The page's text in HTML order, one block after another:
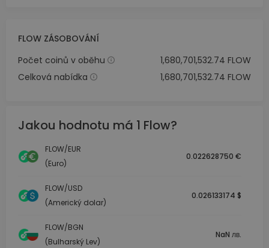
FLOW ZÁSOBOVÁNÍ
Počet coinů v oběhu
1,680,701,532.74 FLOW
Celková nabídka
1,680,701,532.74 FLOW
Jakou hodnotu má 1 Flow?
FLOW/EUR
(Euro)
0.022628750 €
FLOW/USD
(Americký dolar)
0.026133174 $
FLOW/BGN
(Bulharský Lev)
NaN лв.